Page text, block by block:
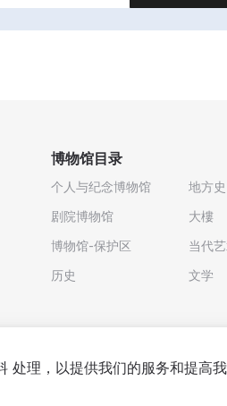
博物馆目录
个人与纪念博物馆
剧院博物馆
博物馆-保护区
历史
地方史
大樓
当代
文学
处理，以提供我们的服务和提高